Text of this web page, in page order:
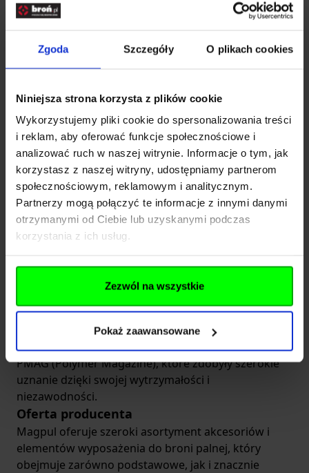
Zgoda Szczegóły O plikach cookies
Niniejsza strona korzysta z plików cookie
Wykorzystujemy pliki cookie do spersonalizowania treści
i reklam, aby oferować funkcje społecznościowe i
analizować ruch w naszej witrynie. Informacje o tym, jak
korzystasz z naszej witryny, udostępniamy partnerom
społecznościowym, reklamowym i analitycznym.
Partnerzy mogą połączyć te informacje z innymi danymi
otrzymanymi od Ciebie lub uzyskanymi podczas
korzystania z ich usług.
Zezwól na wszystkie
Pokaż zaawansowane
Celuj w produkty w
wyjątkowo niskiej
Jest jednak jeden haczyk - ilość produktów
w tak okazyjnie niskiej cenie jest
więc musisz byćszybkijeśli chcesz je
ustrzelić dla siebie.
Bezpłatna dostawa już od 300 zł.
Magpulto amerykańska marka specjalizująca się w
produkcji i dystrybucji akcesoriów i elementów
konstrukcji broni palnej. Została założona w 1999
roku przez Richarda Fitzpatricka, byłego żołnierza
Początkowo firma zyskała popularność dzięki
innowacyjnemu urządzeniu „Magpul”, które miało
ułatwić szybkie ładowanie magazynków do karabinu
AR-15. Z czasem marka znacznie rozszerzyła jednak
swoją ofertę, tym samym stając się liderem w branży
broni palnej, oferując produkty takie jak kultowy
PMAG (Polymer Magazine), które zdobyły szerokie
uznanie dzięki swojej wytrzymałości i
niezawodności.
Oferta producenta
Magpul oferuje szeroki asortyment akcesoriów i
elementów wyposażenia do broni palnej, który
obejmuje zarówno podstawowe, jak i znacznie